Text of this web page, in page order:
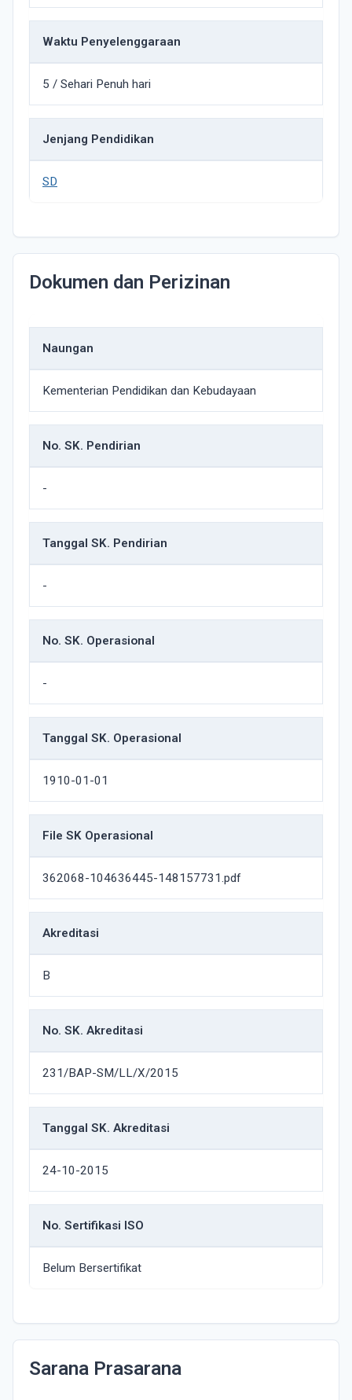
Waktu Penyelenggaraan
5 / Sehari Penuh hari
Jenjang Pendidikan
SD
Dokumen dan Perizinan
Naungan
Kementerian Pendidikan dan Kebudayaan
No. SK. Pendirian
-
Tanggal SK. Pendirian
-
No. SK. Operasional
-
Tanggal SK. Operasional
1910-01-01
File SK Operasional
362068-104636445-148157731.pdf
Akreditasi
B
No. SK. Akreditasi
231/BAP-SM/LL/X/2015
Tanggal SK. Akreditasi
24-10-2015
No. Sertifikasi ISO
Belum Bersertifikat
Sarana Prasarana